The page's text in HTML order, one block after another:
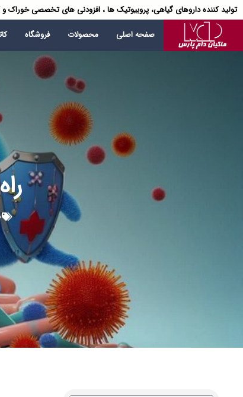
تولید کننده داروهای گیاهی، پروبیوتیک ها ، افزودنی های تخصصی خوراک و
صفحه اصلی محصولات فروشگاه